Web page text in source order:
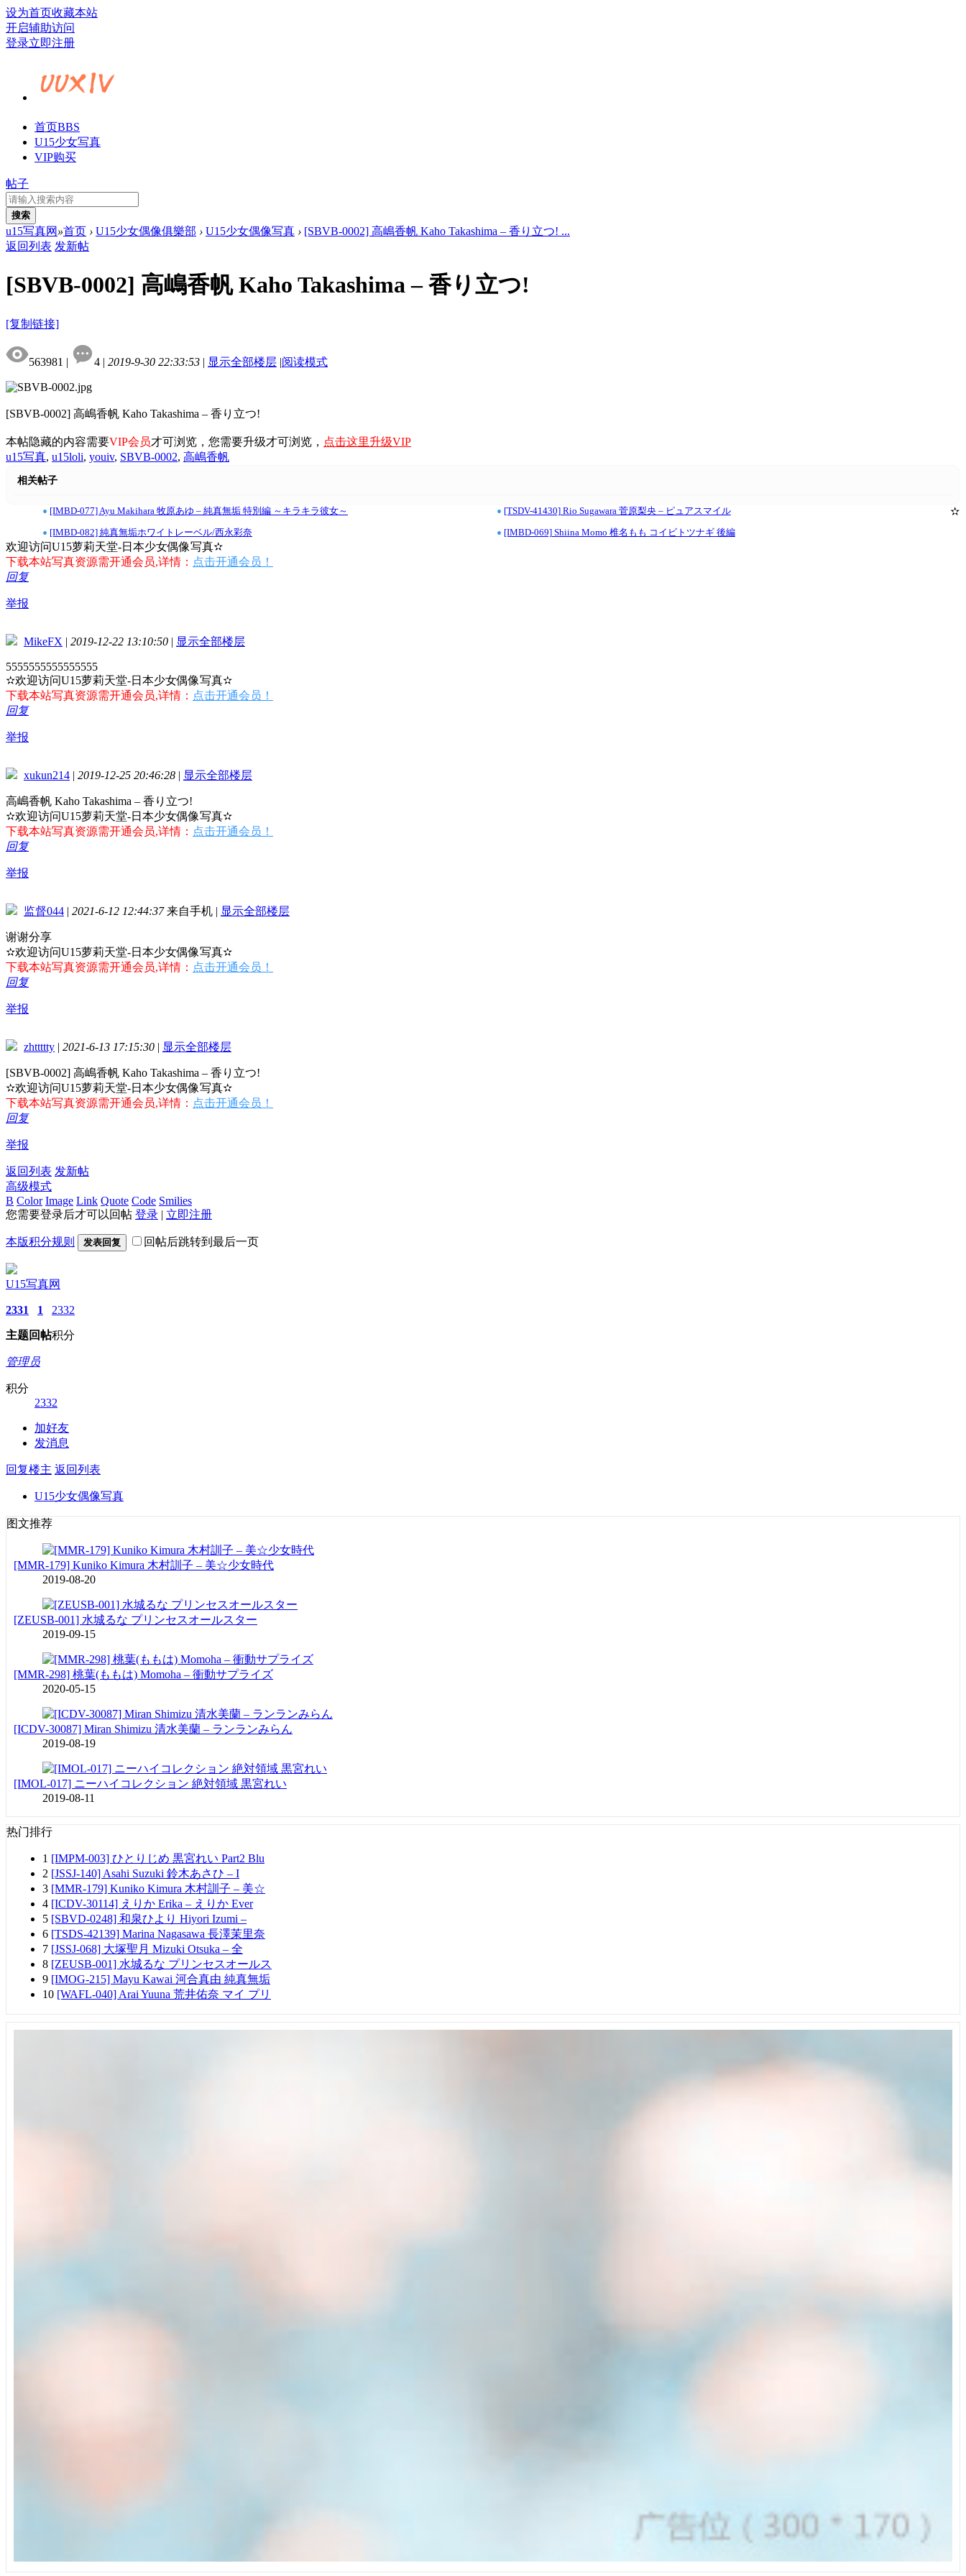
设为首页收藏本站
开启辅助访问
登录立即注册
首页BBS
U15少女写真
VIP购买
帖子
搜索
u15写真网 »首页 › U15少女偶像俱樂部 › U15少女偶像写真 › [SBVB-0002] 高嶋香帆 Kaho Takashima – 香り立つ! ...
返回列表 发新帖
[SBVB-0002] 高嶋香帆 Kaho Takashima – 香り立つ!
[复制链接]
563981 | 4 | 2019-9-30 22:33:53 | 显示全部楼层 |阅读模式
[SBVB-0002] 高嶋香帆 Kaho Takashima – 香り立つ!
本帖隐藏的内容需要VIP会员才可浏览，您需要升级才可浏览， 点击这里升级VIP
u15写真, u15loli, youiv, SBVB-0002, 高嶋香帆
相关帖子
• [IMBD-077] Ayu Makihara 牧原あゆ – 純真無垢 特別編 ～キラキラ彼女～ • [TSDV-41430] Rio Sugawara 菅原梨央 – ピュアスマイル
• [IMBD-082] 純真無垢ホワイトレーベル/西永彩奈 • [IMBD-069] Shiina Momo 椎名もも コイビトツナギ 後編
✫
欢迎访问U15萝莉天堂-日本少女偶像写真✫
下载本站写真资源需开通会员,详情： 点击开通会员！
回复
举报
MikeFX | 2019-12-22 13:10:50 | 显示全部楼层
5555555555555555
✫欢迎访问U15萝莉天堂-日本少女偶像写真✫
下载本站写真资源需开通会员,详情： 点击开通会员！
回复
举报
xukun214 | 2019-12-25 20:46:28 | 显示全部楼层
高嶋香帆 Kaho Takashima – 香り立つ!
✫欢迎访问U15萝莉天堂-日本少女偶像写真✫
下载本站写真资源需开通会员,详情： 点击开通会员！
回复
举报
监督044 | 2021-6-12 12:44:37 来自手机 | 显示全部楼层
谢谢分享
✫欢迎访问U15萝莉天堂-日本少女偶像写真✫
下载本站写真资源需开通会员,详情： 点击开通会员！
回复
举报
zhttttty | 2021-6-13 17:15:30 | 显示全部楼层
[SBVB-0002] 高嶋香帆 Kaho Takashima – 香り立つ!
✫欢迎访问U15萝莉天堂-日本少女偶像写真✫
下载本站写真资源需开通会员,详情： 点击开通会员！
回复
举报
返回列表 发新帖
高级模式
B Color Image Link Quote Code Smilies
您需要登录后才可以回帖 登录 | 立即注册
本版积分规则 发表回复 回帖后跳转到最后一页
U15写真网
2331
主题
1
回帖
2332
积分
管理员
积分
2332
加好友
发消息
回复楼主 返回列表
U15少女偶像写真
图文推荐
[MMR-179] Kuniko Kimura 木村訓子 – 美☆少女時代
2019-08-20
[ZEUSB-001] 水城るな プリンセスオールスター
2019-09-15
[MMR-298] 桃葉(ももは) Momoha – 衝動サプライズ
2020-05-15
[ICDV-30087] Miran Shimizu 清水美蘭 – ランランみらん
2019-08-19
[IMOL-017] ニーハイコレクション 絶対領域 黒宮れい
2019-08-11
热门排行
1 [IMPM-003] ひとりじめ 黒宮れい Part2 Blu
2 [JSSJ-140] Asahi Suzuki 鈴木あさひ – I
3 [MMR-179] Kuniko Kimura 木村訓子 – 美☆
4 [ICDV-30114] えりか Erika – えりか Ever
5 [SBVD-0248] 和泉ひより Hiyori Izumi –
6 [TSDS-42139] Marina Nagasawa 長澤茉里奈
7 [JSSJ-068] 大塚聖月 Mizuki Otsuka – 全
8 [ZEUSB-001] 水城るな プリンセスオールス
9 [IMOG-215] Mayu Kawai 河合真由 純真無垢
10 [WAFL-040] Arai Yuuna 荒井佑奈 マイ プリ